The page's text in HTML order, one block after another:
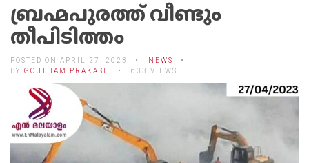
ബ്രഹ്മപുരത്ത് വീണ്ടും
തീപിടിത്തം
POSTED ON APRIL 27, 2023
NEWS
BY GOUTHAM PRAKASH 633 VIEWS